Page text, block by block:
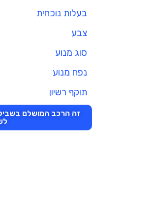
בעלות נוכחית
צבע
סוג מנוע
נפח מנוע
תוקף רשיון
זה הרכב המושלם